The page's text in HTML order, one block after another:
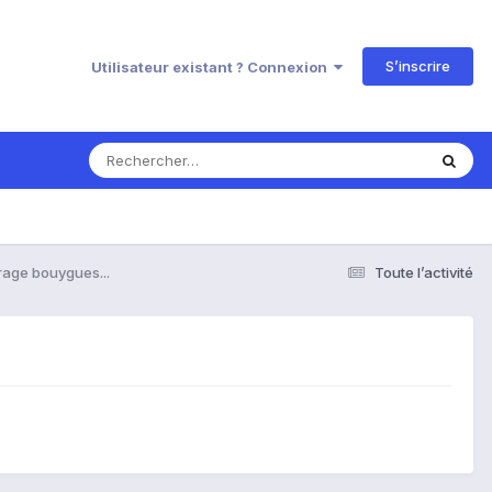
Utilisateur existant ? Connexion S’inscrire
Toute l’activité
bouygues...